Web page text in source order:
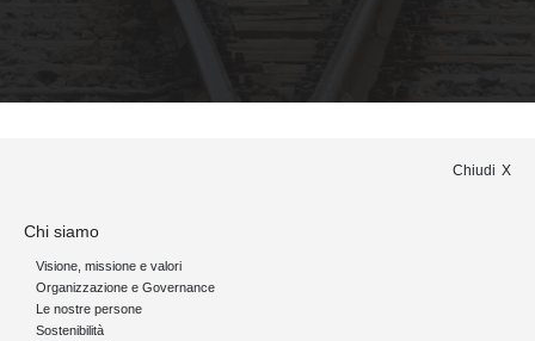
Chiudi
Chi siamo
Visione, missione e valori
Organizzazione e Governance
Le nostre persone
Sostenibilità